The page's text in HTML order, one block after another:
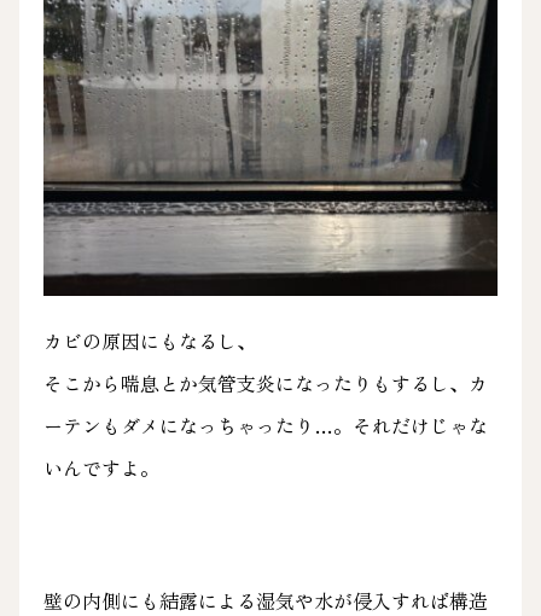
カビの原因にもなるし、
そこから喘息とか気管支炎になったりもするし、カ
ーテンもダメになっちゃったり…。それだけじゃな
いんですよ。
壁の内側にも結露による湿気や水が侵入すれば構造